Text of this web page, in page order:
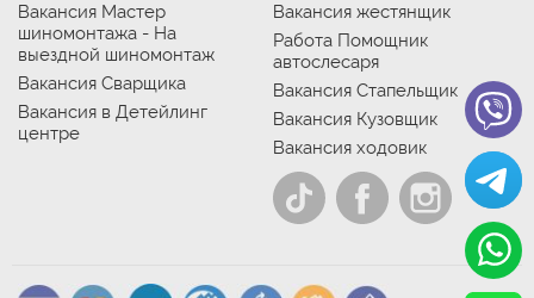
Вакансия Мастер
шиномонтажа - На
выездной шиномонтаж
Вакансия Сварщика
Вакансия в Детейлинг
центре
Вакансия жестянщик
Работа Помощник
автослесаря
Вакансия Стапельщик
Вакансия Кузовщик
Вакансия ходовик